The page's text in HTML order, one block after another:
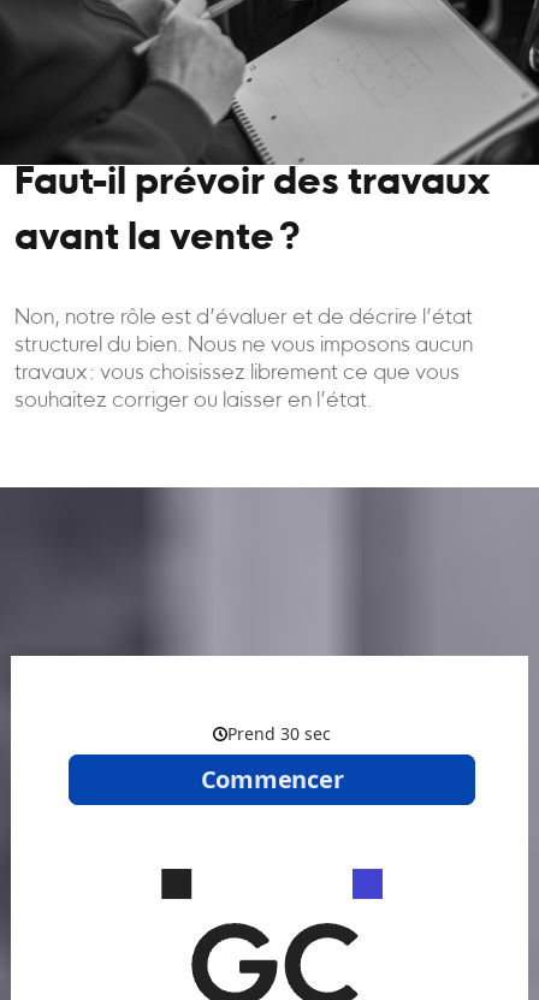
Faut-il prévoir des travaux
avant la vente ?
Non, notre rôle est d’évaluer et de décrire l’état
structurel du bien. Nous ne vous imposons aucun
travaux : vous choisissez librement ce que vous
souhaitez corriger ou laisser en l’état.